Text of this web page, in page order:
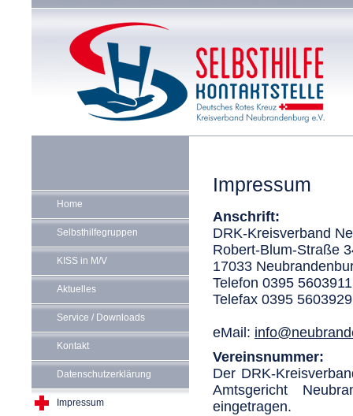
Home
Selbsthilfegruppen
KISS in M/V
Aktuelles
Service / Downloads
Kontakt
Datenschutzerklärung
Impressum
Impressum
Anschrift:
DRK-Kreisverband
Robert-Blum-Straße
17033
Telefon 0395 5603911
Telefax 0395 5603929
eMail:
Vereinsnummer:
Der DRK-
Amtsgericht
eingetragen.